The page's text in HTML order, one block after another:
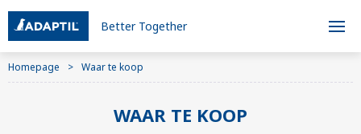
Better Together
Homepage Waar te koop
WAAR TE KOOP